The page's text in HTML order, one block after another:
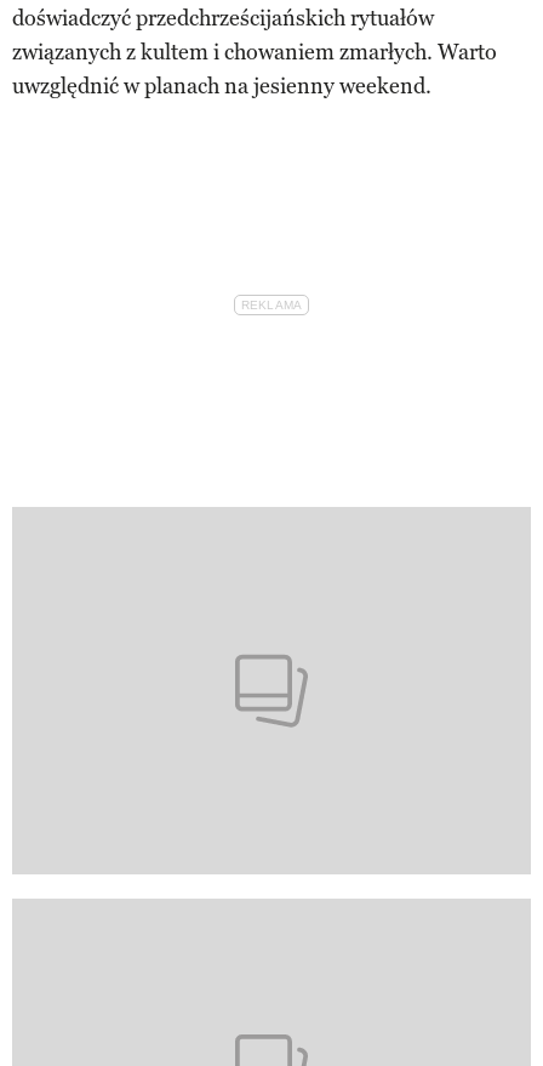
doświadczyć przedchrześcijańskich rytuałów
związanych z kultem i chowaniem zmarłych. Warto
uwzględnić w planach na jesienny weekend.